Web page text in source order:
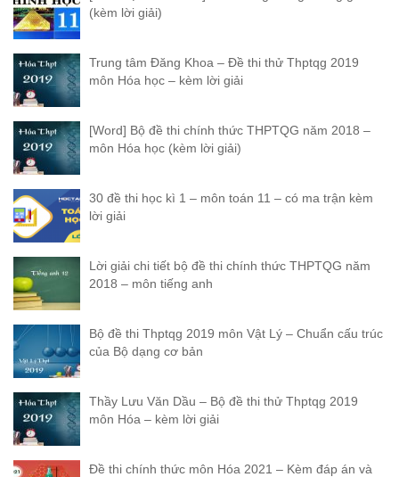
(kèm lời giải)
Trung tâm Đăng Khoa – Đề thi thử Thptqg 2019
môn Hóa học – kèm lời giải
[Word] Bộ đề thi chính thức THPTQG năm 2018 –
môn Hóa học (kèm lời giải)
30 đề thi học kì 1 – môn toán 11 – có ma trận kèm
lời giải
Lời giải chi tiết bộ đề thi chính thức THPTQG năm
2018 – môn tiếng anh
Bộ đề thi Thptqg 2019 môn Vật Lý – Chuẩn cấu trúc
của Bộ dạng cơ bản
Thầy Lưu Văn Dầu – Bộ đề thi thử Thptqg 2019
môn Hóa – kèm lời giải
Đề thi chính thức môn Hóa 2021 – Kèm đáp án và